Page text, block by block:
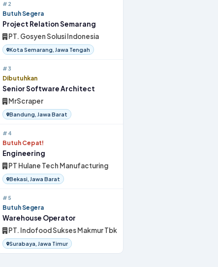
#2
Butuh Segera
Project Relation Semarang
PT. Gosyen Solusi Indonesia
Kota Semarang, Jawa Tengah
#3
Dibutuhkan
Senior Software Architect
MrScraper
Bandung, Jawa Barat
#4
Butuh Cepat!
Engineering
PT Hulane Tech Manufacturing
Bekasi, Jawa Barat
#5
Butuh Segera
Warehouse Operator
PT. Indofood Sukses Makmur Tbk
Surabaya, Jawa Timur